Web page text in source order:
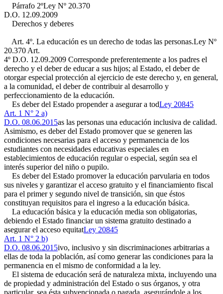
Párrafo 2ºLey Nº 20.370
D.O. 12.09.2009
Derechos y deberes
Art. 4º. La educación es un derecho de todas las personas.Ley Nº
20.370 Art.
4º D.O. 12.09.2009 Corresponde preferentemente a los padres el
derecho y el deber de educar a sus hijos; al Estado, el deber de
otorgar especial protección al ejercicio de este derecho y, en general,
a la comunidad, el deber de contribuir al desarrollo y
perfeccionamiento de la educación.
Es deber del Estado propender a asegurar a todLey 20845
Art. 1 N° 2 a)
D.O. 08.06.2015as las personas una educación inclusiva de calidad.
Asimismo, es deber del Estado promover que se generen las
condiciones necesarias para el acceso y permanencia de los
estudiantes con necesidades educativas especiales en
establecimientos de educación regular o especial, según sea el
interés superior del niño o pupilo.
Es deber del Estado promover la educación parvularia en todos
sus niveles y garantizar el acceso gratuito y el financiamiento fiscal
para el primer y segundo nivel de transición, sin que éstos
constituyan requisitos para el ingreso a la educación básica.
La educación básica y la educación media son obligatorias,
debiendo el Estado financiar un sistema gratuito destinado a
asegurar el acceso equitatLey 20845
Art. 1 N° 2 b)
D.O. 08.06.2015ivo, inclusivo y sin discriminaciones arbitrarias a
ellas de toda la población, así como generar las condiciones para la
permanencia en el mismo de conformidad a la ley.
El sistema de educación será de naturaleza mixta, incluyendo una
de propiedad y administración del Estado o sus órganos, y otra
particular, sea ésta subvencionada o pagada, asegurándole a los